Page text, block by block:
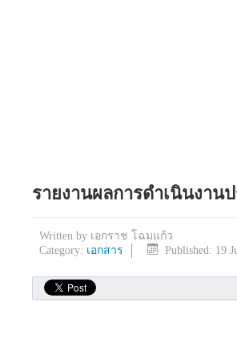
รายงานผลการดำเนินงาน
Written by เอกราช โฉมแก้ว
Category: เอกสาร Published: 19